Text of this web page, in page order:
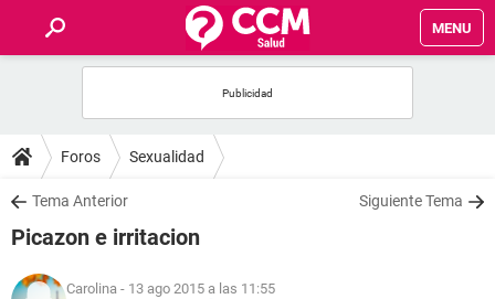
MENU
FOROS
SALUD
Foros Sexualidad
Tema Anterior Siguiente Tema
Picazon e irritacion
Carolina - 13 ago 2015 a las 11:55